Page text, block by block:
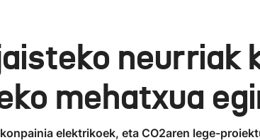
neurriak
mehatxua
elektrikoek, eta CO2aren lege-